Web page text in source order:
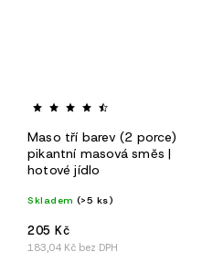
Maso tří barev (2 porce)
pikantní masová směs |
hotové jídlo
Skladem (>5 ks)
183,04 Kč bez DPH
205 Kč